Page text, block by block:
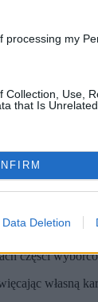
processing my
Collection, Use,
that Is
Data Deletion
Partia
części
własną